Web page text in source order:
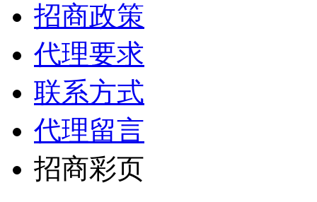
招商政策
代理要求
联系方式
代理留言
招商彩页